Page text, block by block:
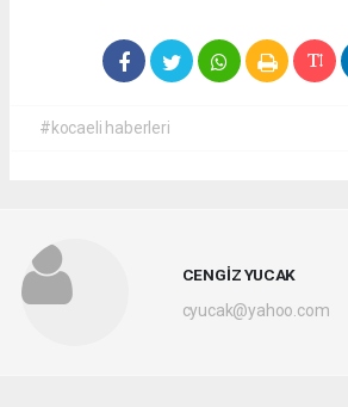
#kocaeli haberleri
CENGİZ YUCAK
cyucak@yahoo.com